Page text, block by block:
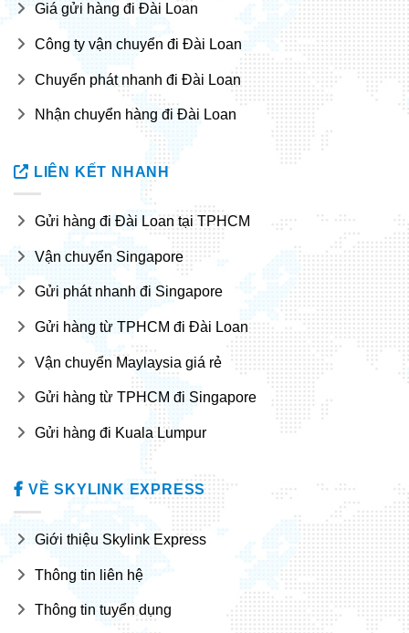
Giá gửi hàng đi Đài Loan
Công ty vận chuyển đi Đài Loan
Chuyển phát nhanh đi Đài Loan
Nhận chuyển hàng đi Đài Loan
LIÊN KẾT NHANH
Gửi hàng đi Đài Loan tại TPHCM
Vận chuyển Singapore
Gửi phát nhanh đi Singapore
Gửi hàng từ TPHCM đi Đài Loan
Vận chuyển Maylaysia giá rẻ
Gửi hàng từ TPHCM đi Singapore
Gửi hàng đi Kuala Lumpur
VỀ SKYLINK EXPRESS
Giới thiệu Skylink Express
Thông tin liên hệ
Thông tin tuyển dụng